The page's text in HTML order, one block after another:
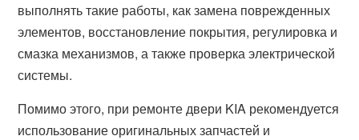
выполнять такие работы, как замена поврежденных
элементов, восстановление покрытия, регулировка и
смазка механизмов, а также проверка электрической
системы.
Помимо этого, при ремонте двери KIA рекомендуется
использование оригинальных запчастей и